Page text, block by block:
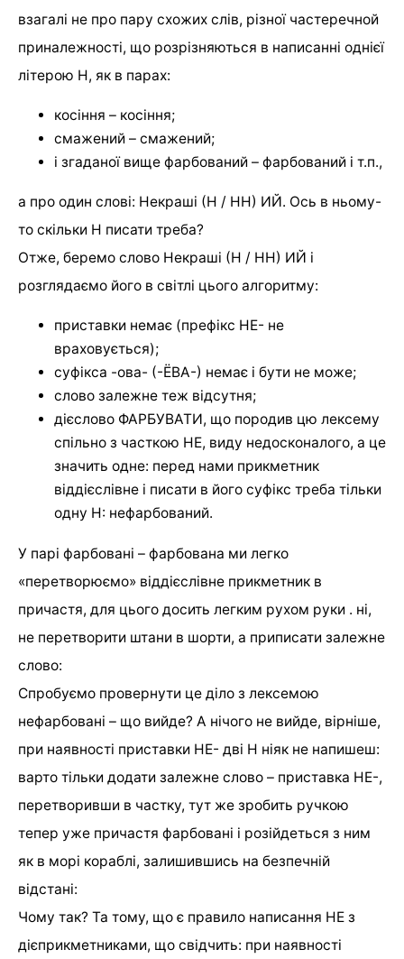
взагалі не про пару схожих слів, різної частеречной
приналежності, що розрізняються в написанні однієї
літерою Н, як в парах:
косіння – косіння;
смажений – смажений;
і згаданої вище фарбований – фарбований і т.п.,
а про один слові: Некраші (Н / НН) ИЙ. Ось в ньому-
то скільки Н писати треба?
Отже, беремо слово Некраші (Н / НН) ИЙ і
розглядаємо його в світлі цього алгоритму:
приставки немає (префікс НЕ- не
враховується);
суфікса -ова- (-ЁВА-) немає і бути не може;
слово залежне теж відсутня;
дієслово ФАРБУВАТИ, що породив цю лексему
спільно з часткою НЕ, виду недосконалого, а це
значить одне: перед нами прикметник
віддієслівне і писати в його суфікс треба тільки
одну Н: нефарбований.
У парі фарбовані – фарбована ми легко
«перетворюємо» віддієслівне прикметник в
причастя, для цього досить легким рухом руки . ні,
не перетворити штани в шорти, а приписати залежне
слово:
Спробуємо провернути це діло з лексемою
нефарбовані – що вийде? А нічого не вийде, вірніше,
при наявності приставки НЕ- дві Н ніяк не напишеш:
варто тільки додати залежне слово – приставка НЕ-,
перетворивши в частку, тут же зробить ручкою
тепер уже причастя фарбовані і розійдеться з ним
як в морі кораблі, залишившись на безпечній
відстані:
Чому так? Та тому, що є правило написання НЕ з
дієприкметниками, що свідчить: при наявності